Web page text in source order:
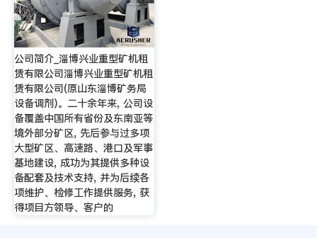
公司简介_淄博兴业重型矿机租
赁有限公司淄博兴业重型矿机租
赁有限公司(原山东淄博矿务局
设备调剂)。二十余年来, 公司设
备覆盖中国所有省份及东南亚等
境外部分矿区, 先后参与过多项
大型矿区、高速路、港口及军事
基地建设, 成功为其提供多种设
备配套及技术支持, 并为后续各
项维护、检修工作提供服务, 获
得项目方领导、客户的